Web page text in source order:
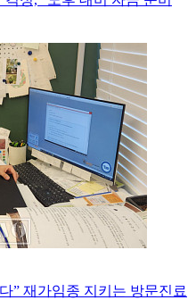
” 재가임종 지키는 방문진료